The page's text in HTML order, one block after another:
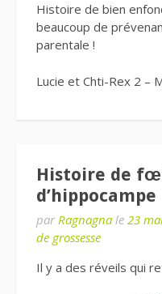
Histoire de bien
beaucoup de
parentale !
Lucie et Chti-Rex 2 –
Histoire de
d’hippocampe
par Ragnagna le 23
de grossesse
Il y a des réveils qui